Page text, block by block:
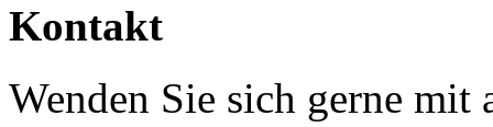
Kontakt
Wenden Sie sich gerne mit